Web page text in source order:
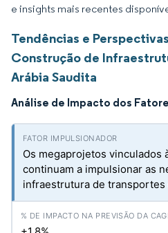
e insights mais recentes
Tendências e
Construção de
Arábia Saudita
Análise de Impacto dos
Os megaprojetos vinculados
continuam a impulsionar as
infraestrutura de transportes